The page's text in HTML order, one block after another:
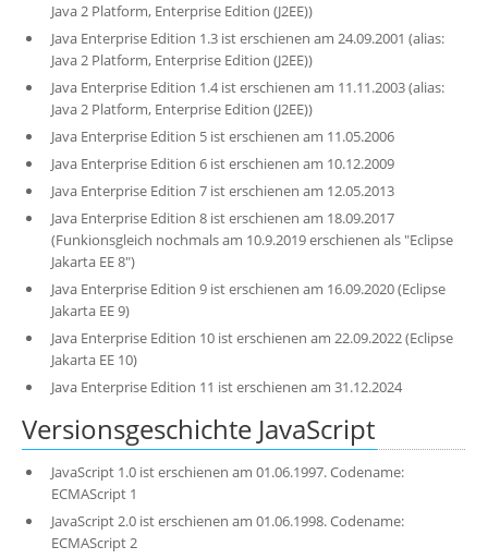
Java 2 Platform, Enterprise Edition (J2EE))
Java Enterprise Edition 1.3 ist erschienen am 24.09.2001 (alias:
Java 2 Platform, Enterprise Edition (J2EE))
Java Enterprise Edition 1.4 ist erschienen am 11.11.2003 (alias:
Java 2 Platform, Enterprise Edition (J2EE))
Java Enterprise Edition 5 ist erschienen am 11.05.2006
Java Enterprise Edition 6 ist erschienen am 10.12.2009
Java Enterprise Edition 7 ist erschienen am 12.05.2013
Java Enterprise Edition 8 ist erschienen am 18.09.2017
(Funkionsgleich nochmals am 10.9.2019 erschienen als "Eclipse
Jakarta EE 8")
Java Enterprise Edition 9 ist erschienen am 16.09.2020 (Eclipse
Jakarta EE 9)
Java Enterprise Edition 10 ist erschienen am 22.09.2022 (Eclipse
Jakarta EE 10)
Java Enterprise Edition 11 ist erschienen am 31.12.2024
Versionsgeschichte JavaScript
JavaScript 1.0 ist erschienen am 01.06.1997. Codename:
ECMAScript 1
JavaScript 2.0 ist erschienen am 01.06.1998. Codename:
ECMAScript 2